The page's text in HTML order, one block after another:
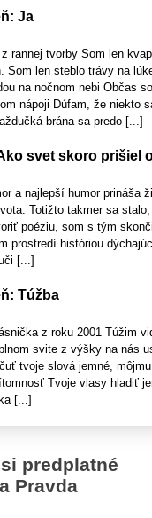
Ja
rannej tvorby Som len
Som len steblo trávy na
na nočnom nebi Občas
nápoji Dúfam, že niekto
brána sa predo [...]
svet skoro prišiel
a najlepší humor prináša
Totižto takmer sa
poéziu, som s tým
prostredí históriou
[...]
Túžba
z roku 2001 Túžim
svite z výšky na nás
tvoje slová jemné,
Tvoje vlasy hladiť
[...]
predplatné
Pravda